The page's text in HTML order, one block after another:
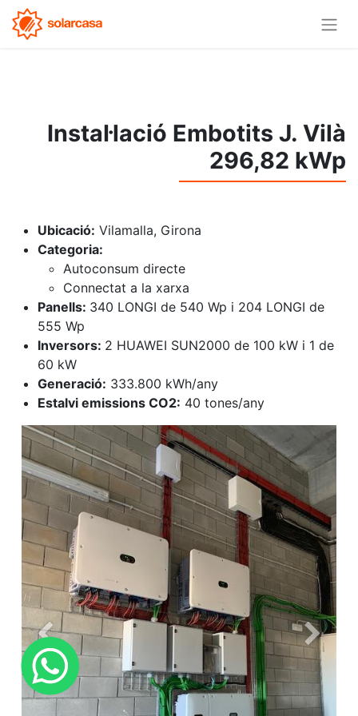
Instal·lació Embotits J. Vilà
296,82 kWp​
Ubicació: Vilamalla, Girona
Categoria:
Autoconsum directe
Connectat a la xarxa
Panells: 340 LONGI de 540 Wp i 204 LONGI de
555 Wp
Inversors: 2 HUAWEI SUN2000 de 100 kW i 1 de
60 kW
Generació: 333.800 kWh/any
Estalvi emissions CO2: 40 tones/any
Anterior